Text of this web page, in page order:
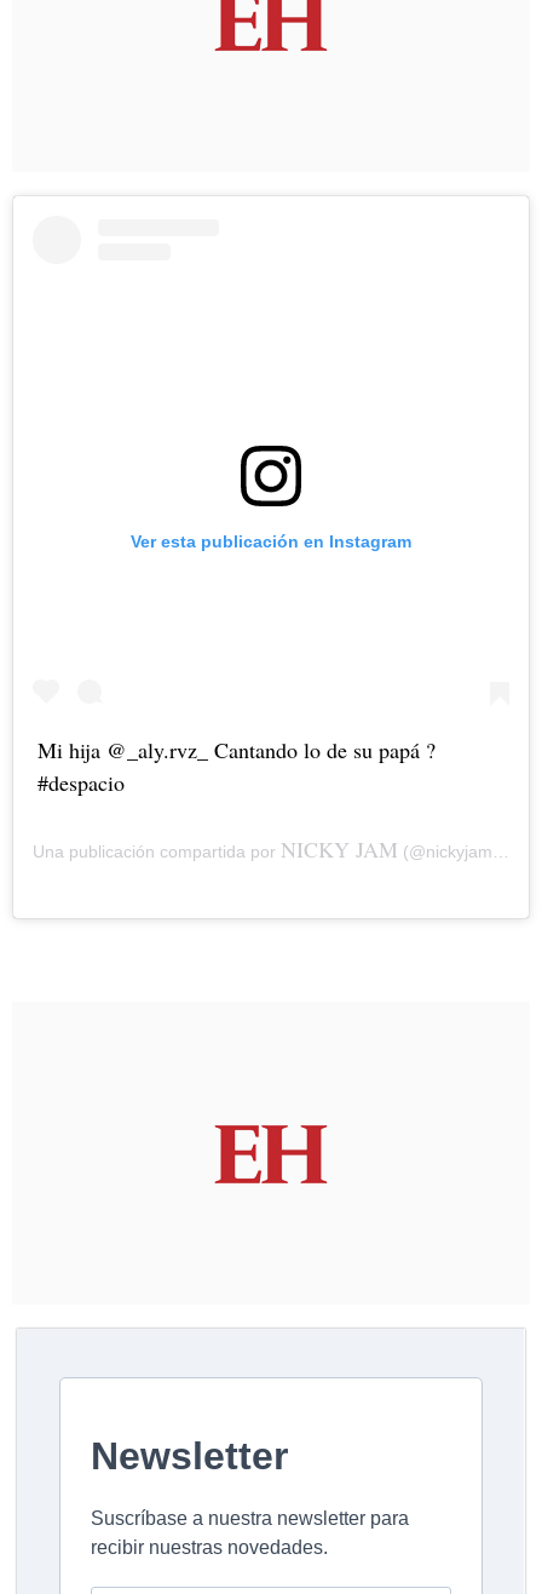
Ver esta publicación en Instagram
Mi hija @_aly.rvz_ Cantando lo de su papá ?
#despacio
Una publicación compartida por NICKY JAM (@nickyjampr) el